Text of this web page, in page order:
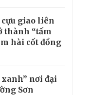
cựu giao liên
thành “tấm
hài cốt đồng
xanh” nơi đại
Sơn